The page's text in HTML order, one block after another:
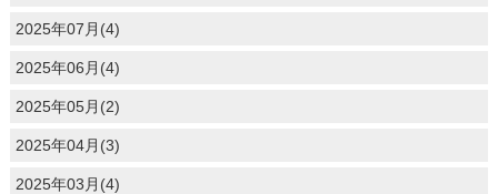
2025年07月(4)
2025年06月(4)
2025年05月(2)
2025年04月(3)
2025年03月(4)